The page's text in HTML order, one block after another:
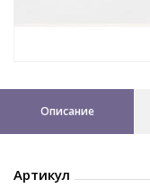
Описание
Артикул